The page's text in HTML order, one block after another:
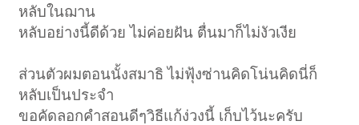
ถ้าไม่หาย ให้ตั้งใจสวดมนต์ดังๆ
ถ้ายังไม่หายอีก ให้ กำหนดแสงสว่าง นึกถึงว่ามันสว่าง
ถ้าหากว่ายังไม่หายอีก แก้อย่างไร ก็ไม่ได้แล้ว ไปไม่รอดแล้ว ท่านบอกให้
นอนไปเลย
แสดงว่าร่างกาย ต้องการพักผ่อนจริงๆ ถ้าหากว่าเราไปบังคับ จะเครียดมาก
เดี๋ยวจะเกิดอาการที่เรียกว่ากรรมฐานแตก
หลับในฌาน
หลับอย่างนี้ดีด้วย ไม่ค่อยฝัน ตื่นมาก็ไม่งัวเงีย
ส่วนตัวผมตอนนั้งสมาธิ ไม่ฟุ้งซ่านคิดโน่นคิดนี่ก็
หลับเป็นประจำ
ขอคัดลอกคำสอนดีๆวิธีแก้ง่วงนี้ เก็บไว้นะครับ